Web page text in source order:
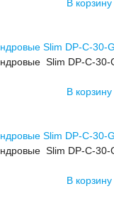
В корзину
Slim DP-C-30-
Slim DP-C-30-
В корзину
Slim DP-C-30-
Slim DP-C-30-
В корзину